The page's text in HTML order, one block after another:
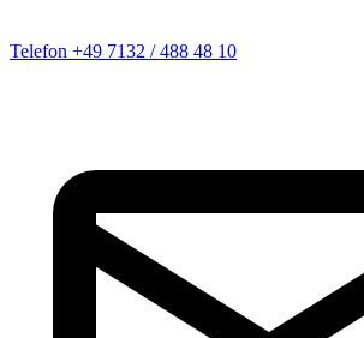
Telefon +49 7132 / 488 48 10